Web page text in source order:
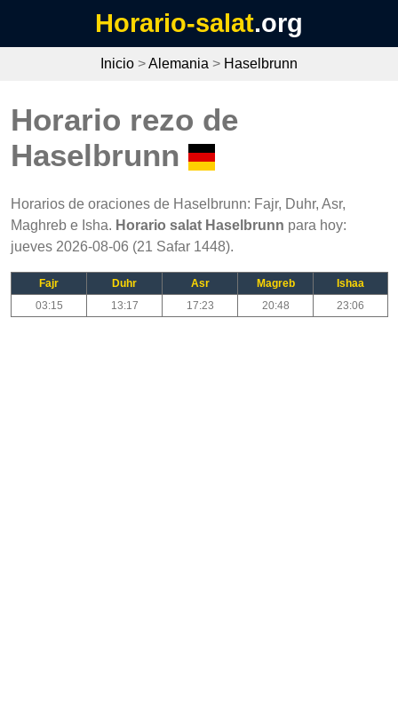
Horario-salat.org
Inicio >Alemania > Haselbrunn
Horario rezo de
Haselbrunn
Horarios de oraciones de Haselbrunn: Fajr, Duhr, Asr,
Maghreb e Isha. Horario salat Haselbrunn para hoy:
jueves 2026-08-06 (21 Safar 1448).
Fajr Duhr Asr Magreb
Ishaa
03:15
13:17 17:23 20:48 23:06